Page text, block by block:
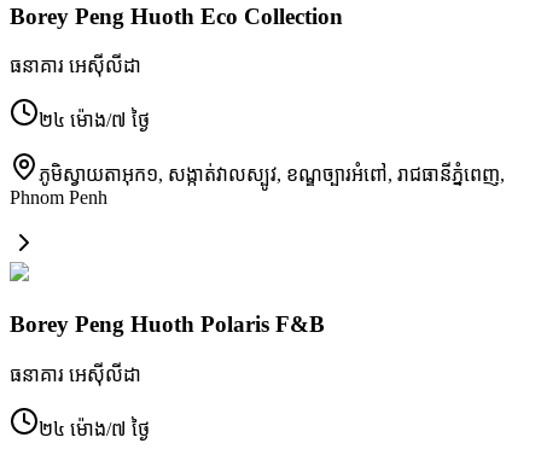
Borey Peng Huoth Eco Collection
ធនាគារ អេស៊ីលីដា
២៤ ម៉ោង/៧ ថ្ងៃ
ភូមិស្វាយតាអុក១, សង្កាត់វាលស្បូវ, ខណ្ឌច្បារអំពៅ, រាជធានីភ្នំពេញ,
Phnom Penh
Borey Peng Huoth Polaris F&B
ធនាគារ អេស៊ីលីដា
២៤ ម៉ោង/៧ ថ្ងៃ